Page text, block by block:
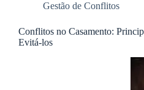
Gestão de Conflitos
Conflitos no Casamento:
Evitá-los